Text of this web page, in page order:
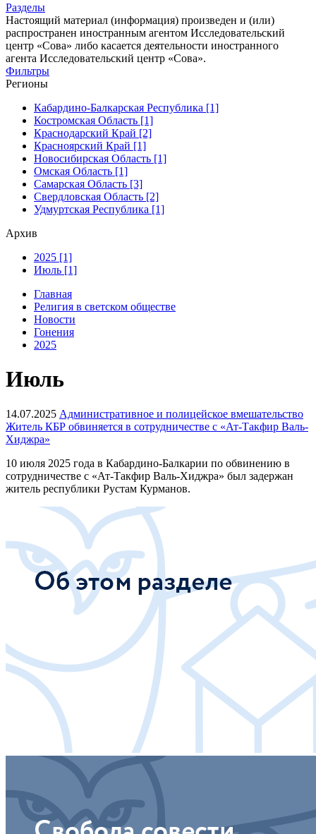
Разделы
Настоящий материал (информация) произведен и (или)
распространен иностранным агентом Исследовательский
центр «Сова» либо касается деятельности иностранного
агента Исследовательский центр «Сова».
Фильтры
Регионы
Кабардино-Балкарская Республика [1]
Костромская Область [1]
Краснодарский Край [2]
Красноярский Край [1]
Новосибирская Область [1]
Омская Область [1]
Самарская Область [3]
Свердловская Область [2]
Удмуртская Республика [1]
Архив
2025 [1]
Июль [1]
Главная
Религия в светском обществе
Новости
Гонения
2025
Июль
14.07.2025 Административное и полицейское вмешательство
Житель КБР обвиняется в сотрудничестве с «Ат-Такфир Валь-
Хиджра»
10 июля 2025 года в Кабардино-Балкарии по обвинению в
сотрудничестве с «Ат-Такфир Валь-Хиджра» был задержан
житель республики Рустам Курманов.